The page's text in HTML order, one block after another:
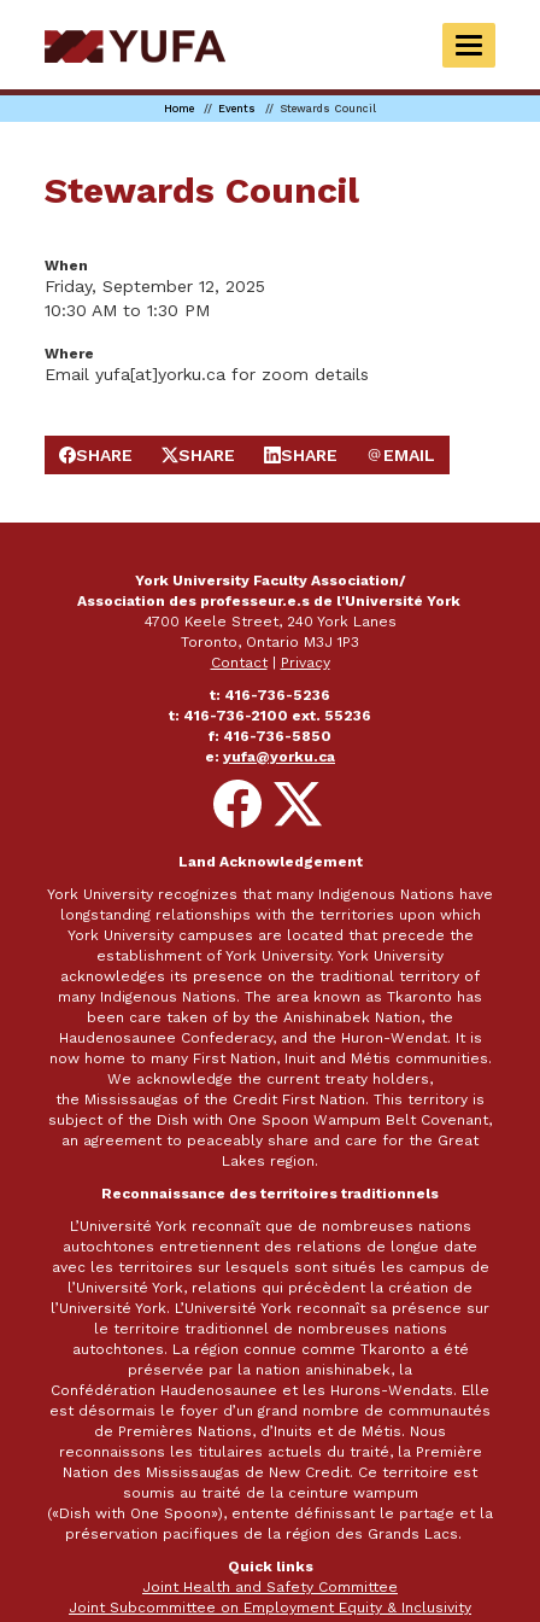
to
main
TOGGLE
Home Events Stewards Council
Stewards Council
When
Friday, September 12, 2025
10:30 AM to 1:30 PM
Where
Email yufa[at]yorku.ca for zoom details
SHARE ON FACEBOOK
SHARE
SHARE ON X
SHARE
SHARE ON LINKEDIN
SHARE
SEND EMAIL
EMAIL
York University Faculty Association/
Association des professeur.e.s de l'Université York
4700 Keele Street, 240 York Lanes
Toronto, Ontario M3J 1P3
Contact|
Privacy
t: 416-736-5236
t: 416-736-2100 ext. 55236
f: 416-736-5850
e: yufa@yorku.ca
Follow
on
Facebook
Follow
on
X
Land Acknowledgement
York University recognizes that many Indigenous Nations have
longstanding relationships with the territories upon which
York University campuses are located that precede the
establishment of York University. York University
acknowledges its presence on the traditional territory of
many Indigenous Nations. The area known as Tkaronto has
been care taken of by the Anishinabek Nation, the
Haudenosaunee Confederacy, and the Huron-Wendat. It is
now home to many First Nation, Inuit and Métis communities.
We acknowledge the current treaty holders,
the Mississaugas of the Credit First Nation. This territory is
subject of the Dish with One Spoon Wampum Belt Covenant,
an agreement to peaceably share and care for the Great
Lakes region.
Reconnaissance des territoires traditionnels
L’Université York reconnaît que de nombreuses nations
autochtones entretiennent des relations de longue date
avec les territoires sur lesquels sont situés les campus de
l’Université York, relations qui précèdent la création de
l’Université York. L’Université York reconnaît sa présence sur
le territoire traditionnel de nombreuses nations
autochtones. La région connue comme Tkaronto a été
préservée par la nation anishinabek, la
Confédération Haudenosaunee et les Hurons-Wendats. Elle
est désormais le foyer d’un grand nombre de communautés
de Premières Nations, d’Inuits et de Métis. Nous
reconnaissons les titulaires actuels du traité, la Première
Nation des Mississaugas de New Credit. Ce territoire est
soumis au traité de la ceinture wampum
(«Dish with One Spoon»), entente définissant le partage et la
préservation pacifiques de la région des Grands Lacs.
Quick links
Joint Health and Safety Committee
Joint Subcommittee on Employment Equity & Inclusivity